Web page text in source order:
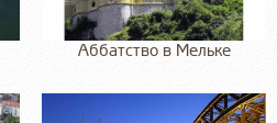
Аббатство в Мельке